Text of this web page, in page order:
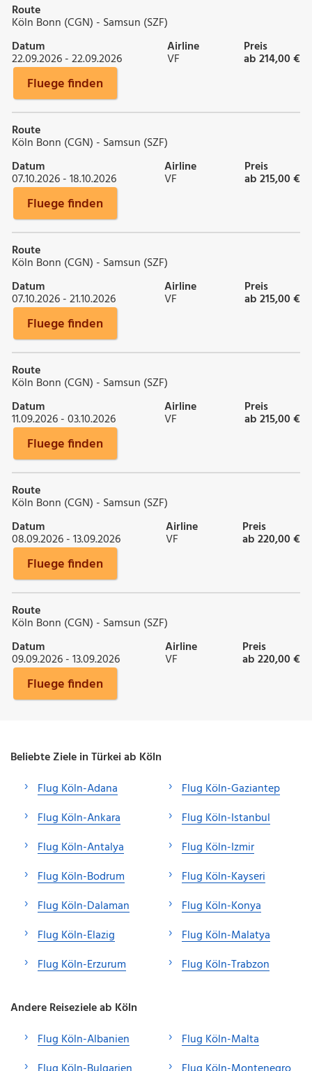
Route
Köln Bonn (CGN) - Samsun (SZF)
Datum
22.09.2026 - 22.09.2026
Airline
VF
Preis
ab 214,00 €
Fluege finden
Route
Köln Bonn (CGN) - Samsun (SZF)
Datum
07.10.2026 - 18.10.2026
Airline
VF
Preis
ab 215,00 €
Fluege finden
Route
Köln Bonn (CGN) - Samsun (SZF)
Datum
07.10.2026 - 21.10.2026
Airline
VF
Preis
ab 215,00 €
Fluege finden
Route
Köln Bonn (CGN) - Samsun (SZF)
Datum
11.09.2026 - 03.10.2026
Airline
VF
Preis
ab 215,00 €
Fluege finden
Route
Köln Bonn (CGN) - Samsun (SZF)
Datum
08.09.2026 - 13.09.2026
Airline
VF
Preis
ab 220,00 €
Fluege finden
Route
Köln Bonn (CGN) - Samsun (SZF)
Datum
09.09.2026 - 13.09.2026
Airline
VF
Preis
ab 220,00 €
Fluege finden
Beliebte Ziele in Türkei ab Köln
Flug Köln-Adana
Flug Köln-Ankara
Flug Köln-Antalya
Flug Köln-Bodrum
Flug Köln-Dalaman
Flug Köln-Elazig
Flug Köln-Erzurum
Flug Köln-Gaziantep
Flug Köln-Istanbul
Flug Köln-Izmir
Flug Köln-Kayseri
Flug Köln-Konya
Flug Köln-Malatya
Flug Köln-Trabzon
Andere Reiseziele ab Köln
Flug Köln-Albanien
Flug Köln-Malta